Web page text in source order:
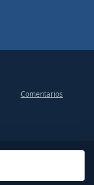
Comentarios